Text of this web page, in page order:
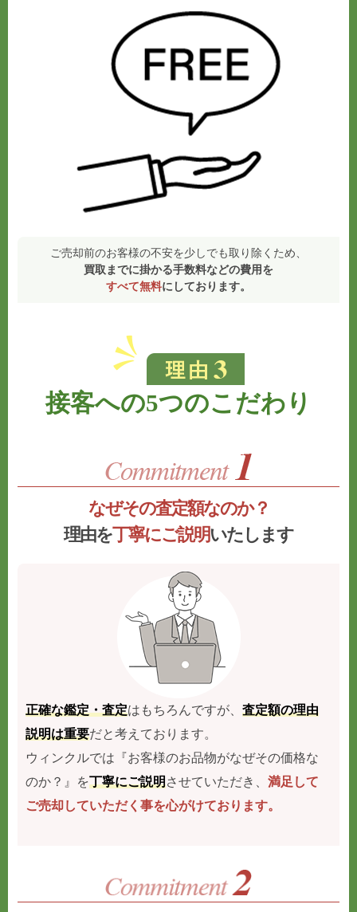
ご売却前のお客様の不安を少しでも取り除くため、
買取までに掛かる手数料などの費用を
すべて無料にしております。
接客への5つのこだわり
なぜその査定額なのか？
理由を丁寧にご説明いたします
正確な鑑定・査定はもちろんですが、査定額の理由
説明は重要だと考えております。
ウィンクルでは『お客様のお品物がなぜその価格な
のか？』を丁寧にご説明させていただき、満足して
ご売却していただく事を心がけております。